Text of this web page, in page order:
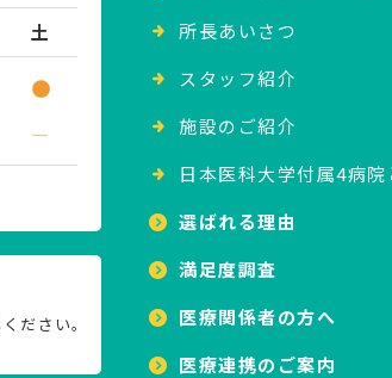
土
―
ださい。
所⻑あいさつ
スタッフ紹介
施設のご紹介
日本医科大学付属4病院
選ばれる理由
満足度調査
医療関係者の方へ
医療連携のご案内